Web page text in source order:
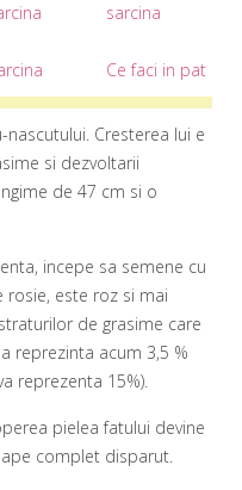
sarcina
Ce faci in pat
Cresterea lui e
si dezvoltarii
de 47 cm si o
incepe sa semene cu
rosie, este roz si mai
de grasime care
reprezinta acum 3,5 %
reprezenta 15%).
pielea fatului devine
complet disparut.